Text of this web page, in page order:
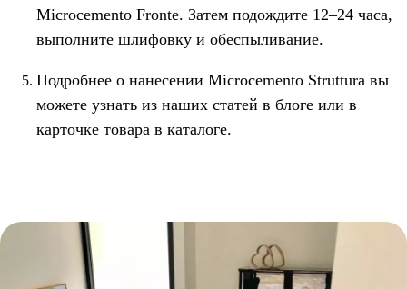
Microcemento Fronte. Затем подождите 12–24 часа,
выполните шлифовку и обеспыливание.
Подробнее о нанесении Microcemento Struttura вы
можете узнать из наших статей в блоге или в
карточке товара в каталоге.